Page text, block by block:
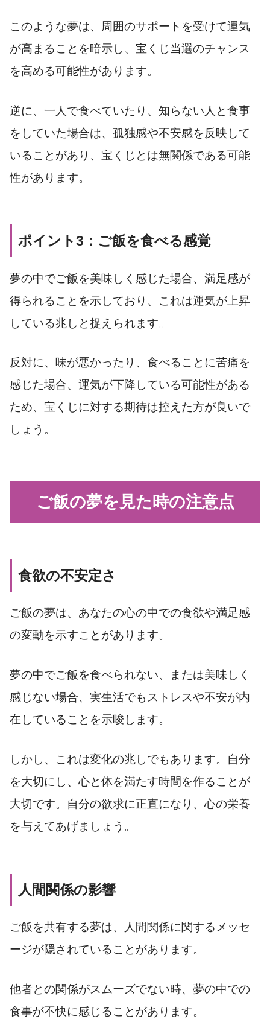
このような夢は、周囲のサポートを受けて運気
が高まることを暗示し、宝くじ当選のチャンス
を高める可能性があります。
逆に、一人で食べていたり、知らない人と食事
をしていた場合は、孤独感や不安感を反映して
いることがあり、宝くじとは無関係である可能
性があります。
ポイント3：ご飯を食べる感覚
夢の中でご飯を美味しく感じた場合、満足感が
得られることを示しており、これは運気が上昇
している兆しと捉えられます。
反対に、味が悪かったり、食べることに苦痛を
感じた場合、運気が下降している可能性がある
ため、宝くじに対する期待は控えた方が良いで
しょう。
ご飯の夢を見た時の注意点
食欲の不安定さ
ご飯の夢は、あなたの心の中での食欲や満足感
の変動を示すことがあります。
夢の中でご飯を食べられない、または美味しく
感じない場合、実生活でもストレスや不安が内
在していることを示唆します。
しかし、これは変化の兆しでもあります。自分
を大切にし、心と体を満たす時間を作ることが
大切です。自分の欲求に正直になり、心の栄養
を与えてあげましょう。
人間関係の影響
ご飯を共有する夢は、人間関係に関するメッセ
ージが隠されていることがあります。
他者との関係がスムーズでない時、夢の中での
食事が不快に感じることがあります。